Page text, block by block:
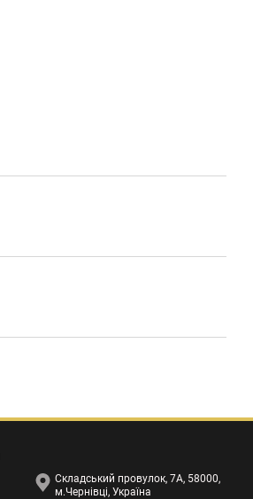
Складський провулок, 7А, 58000,
м.Чернівці, Україна